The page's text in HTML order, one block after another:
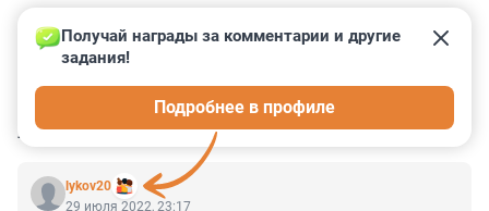
КОММЕНТАРИИ 6
lykov20
Получай награды за комментарии и другие
задания!
Подробнее в профиле
29 июля 2022, 23:17